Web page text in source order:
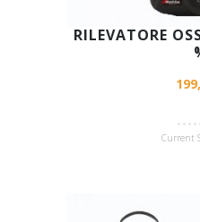
RILEVATORE
Current